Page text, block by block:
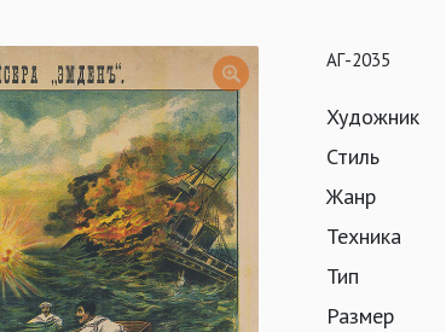
АГ-2035
Художник
Стиль
Жанр
Техника
Тип
Размер